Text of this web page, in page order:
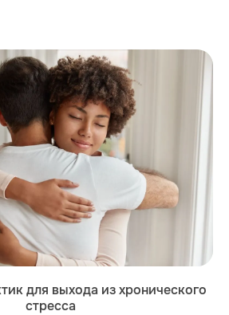
для выхода из хронического
стресса